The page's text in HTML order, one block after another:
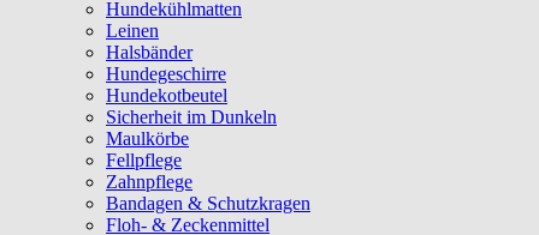
Hundekühlmatten
Leinen
Halsbänder
Hundegeschirre
Hundekotbeutel
Sicherheit im Dunkeln
Maulkörbe
Fellpflege
Zahnpflege
Bandagen & Schutzkragen
Floh- & Zeckenmittel